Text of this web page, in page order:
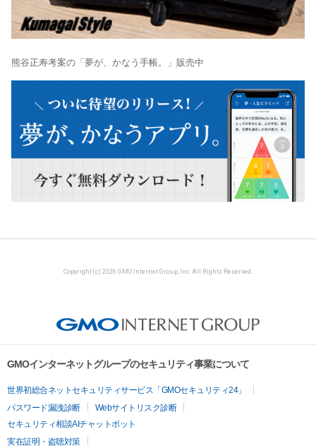
熊谷正寿考案の「夢が、かなう手帳。」販売中
Copyright (c) 2026 GMO Internet Group, Inc. All Rights Reserved.
GMOインターネットグループのセキュリティ事業について
世界初総合ネットセキュリティサービス「GMOセキュリティ24」
パスワード漏洩診断
Webサイトリスク診断
セキュリティ相談AIチャットボット
実在証明・盗聴対策